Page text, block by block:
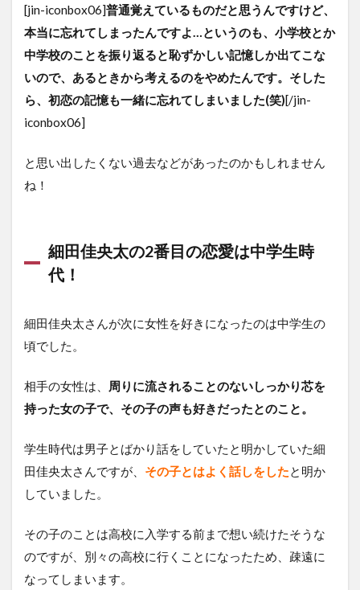
[jin-iconbox06]普通覚えているものだと思うんですけど、
本当に忘れてしまったんですよ…というのも、小学校とか
中学校のことを振り返ると恥ずかしい記憶しか出てこな
いので、あるときから考えるのをやめたんです。そした
ら、初恋の記憶も一緒に忘れてしまいました(笑)[/jin-
iconbox06]
と思い出したくない過去などがあったのかもしれません
ね！
細田佳央太の2番目の恋愛は中学生時
代！
細田佳央太さんが次に女性を好きになったのは中学生の
頃でした。
相手の女性は、
周りに流されることのないしっかり芯を
持った女の子で、その子の声も好きだったとのこと。
学生時代は男子とばかり話をしていたと明かしていた細
田佳央太さんですが、 その子とはよく話しをしたと明か
していました。
その子のことは高校に入学する前まで想い続けたそうな
のですが、別々の高校に行くことになったため、疎遠に
なってしまいます。